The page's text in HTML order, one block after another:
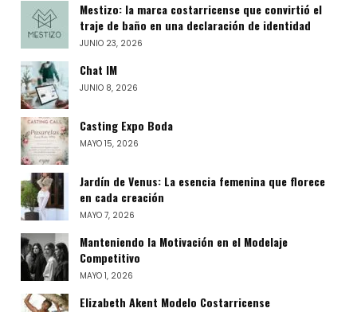
Mestizo: la marca costarricense que convirtió el
traje de baño en una declaración de identidad
JUNIO 23, 2026
Chat IM
JUNIO 8, 2026
Casting Expo Boda
MAYO 15, 2026
Jardín de Venus: La esencia femenina que florece
en cada creación
MAYO 7, 2026
Manteniendo la Motivación en el Modelaje
Competitivo
MAYO 1, 2026
Elizabeth Akent Modelo Costarricense